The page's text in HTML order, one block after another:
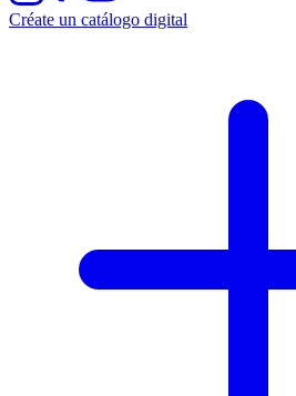
Créate un catálogo digital